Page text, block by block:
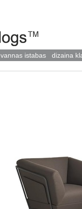
vannas istabas dizaina